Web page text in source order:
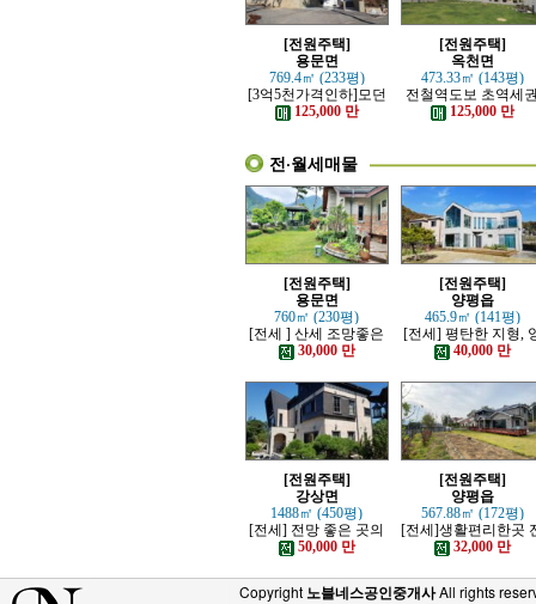
[전원주택]
용문면
769.4㎡ (233평)
[3억5천가격인하]모던
하고 고급스러운 본채,
별채있는 전원주택
125,000 만
[전원주택]
옥천면
473.33㎡ (143평)
전철역도보 초역세
강조망 고급전원주
125,000 만
전·월세매물
[전원주택]
용문면
760㎡ (230평)
[전세 ] 산세 조망좋은
정원 예쁜, 단층주택
30,000 만
[전원주택]
양평읍
465.9㎡ (141평)
[전세] 평탄한 지형,
평시내 차량 접근성
수한 전원주택
40,000 만
[전원주택]
강상면
1488㎡ (450평)
[전세] 전망 좋은 곳의
고급 전원주택
50,000 만
[전원주택]
양평읍
567.88㎡ (172평)
[전세]생활편리한곳
망트인 전원주택
32,000 만
Copyright 노블네스공인중개사All rights